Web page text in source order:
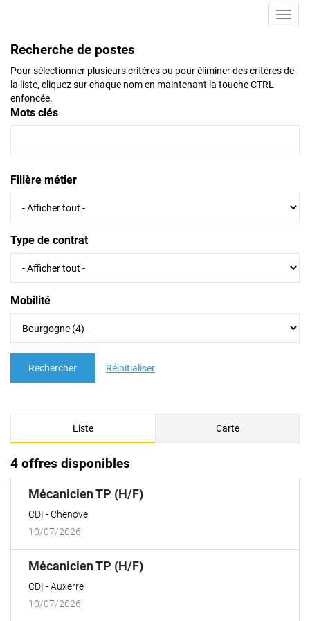
Recherche de postes
Pour sélectionner plusieurs critères ou pour éliminer des critères de
la liste, cliquez sur chaque nom en maintenant la touche CTRL
enfoncée.
Mots clés
Filière métier
Type de contrat
Mobilité
Rechercher Réinitialiser
Liste Carte
4 offres disponibles
Mécanicien TP (H/F)(Nouvelle
CDI
Chenove
10/07/2026
Mécanicien TP (H/F)(Nouvelle
CDI
Auxerre
10/07/2026